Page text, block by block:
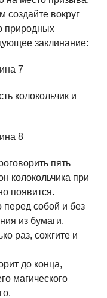
создайте вокруг
природных
заклинание:
колокольчик и
пять
колокольчика при
появится.
перед собой и без
из бумаги.
раз, сожгите и
до конца,
магического